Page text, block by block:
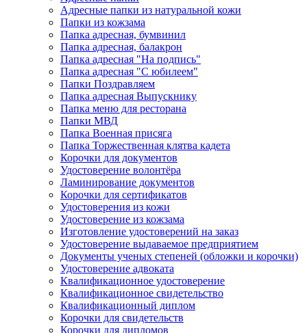
Адресные папки из натуральной кожи
Папки из кожзама
Папка адресная, бумвинил
Папка адресная, балакрон
Папка адресная "На подпись"
Папка адресная "C юбилеем"
Папки Поздравляем
Папка адресная Выпускнику
Папка меню для ресторана
Папки МВД
Папка Военная присяга
Папка Торжественная клятва кадета
Корочки для документов
Удостоверение волонтёра
Ламинирование документов
Корочки для сертификатов
Удостоверения из кожи
Удостоверение из кожзама
Изготовление удостоверений на заказ
Удостоверение выдаваемое предприятием
Документы ученых степеней (обложки и корочки)
Удостоверение адвоката
Квалификационное удостоверение
Квалификационное свидетельство
Квалификационный диплом
Корочки для свидетельств
Корочки для дипломов